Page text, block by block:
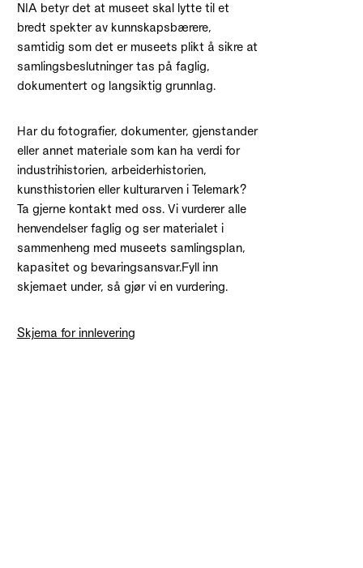
NIA betyr det at museet skal lytte til et
bredt spekter av kunnskapsbærere,
samtidig som det er museets plikt å sikre at
samlingsbeslutninger tas på faglig,
dokumentert og langsiktig grunnlag.
Har du fotografier, dokumenter, gjenstander
eller annet materiale som kan ha verdi for
industrihistorien, arbeiderhistorien,
kunsthistorien eller kulturarven i Telemark?
Ta gjerne kontakt med oss. Vi vurderer alle
henvendelser faglig og ser materialet i
sammenheng med museets samlingsplan,
kapasitet og bevaringsansvar.Fyll inn
skjemaet under, så gjør vi en vurdering.
Skjema for innlevering